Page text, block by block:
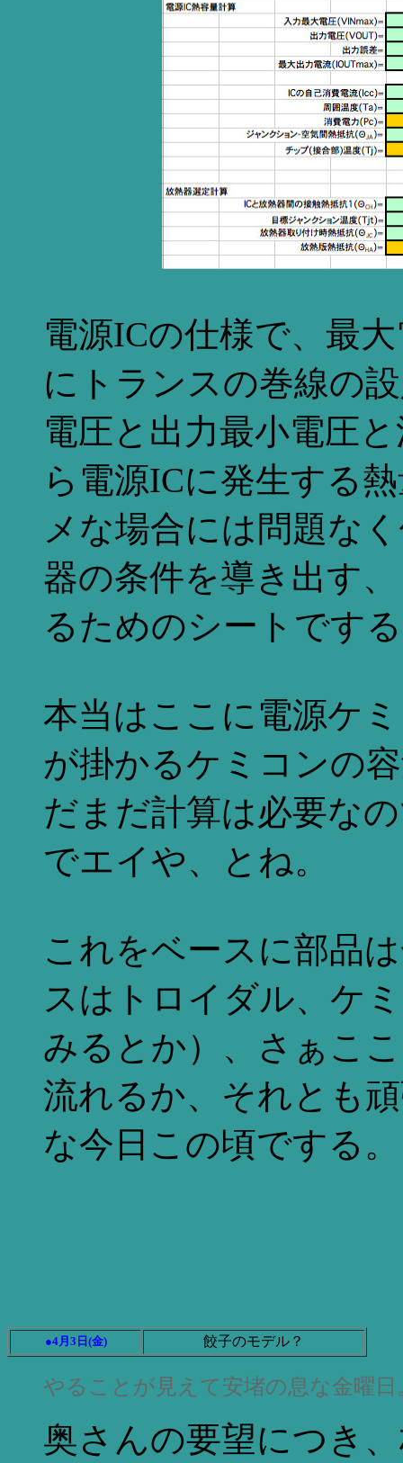
電源ICの仕様で、最
にトランスの巻線の
電圧と出力最小電圧
ら電源ICに発生する
メな場合には問題な
器の条件を導き出す
るためのシートです
本当はここに電源ケ
が掛かるケミコンの
だまだ計算は必要な
でエイや、とね。
これをベースに部品
スはトロイダル、ケ
みるとか）、さぁこ
流れるか、それとも
な今日この頃でする。
●4月3日(金) 餃子のモデル？
やることが見えて安堵の息な金曜日
奥さんの要望につき